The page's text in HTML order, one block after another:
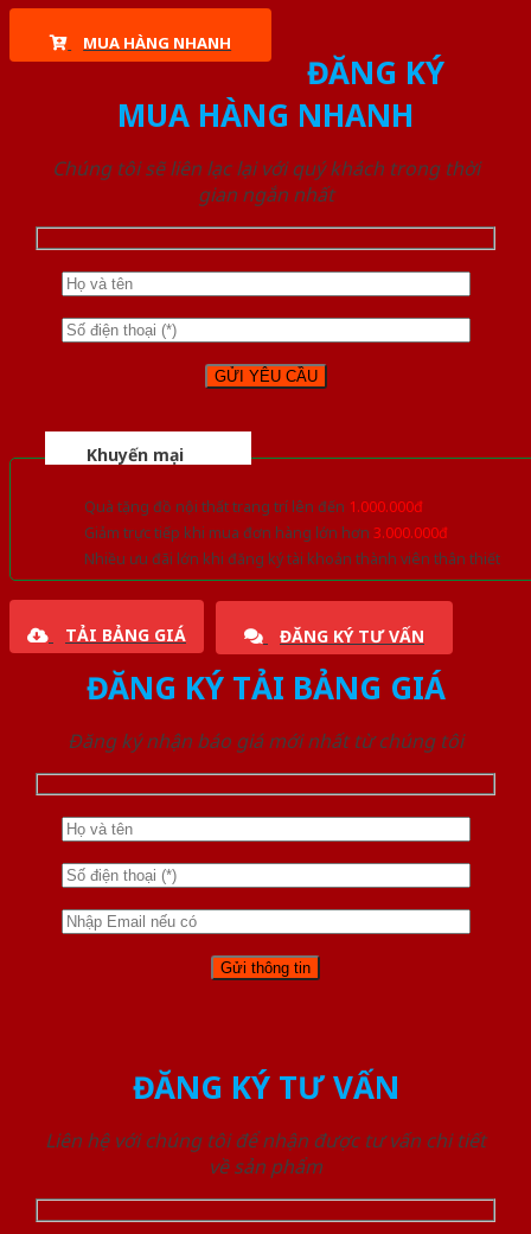
MUA HÀNG NHANH
ĐĂNG KÝ
MUA HÀNG NHANH
Chúng tôi sẽ liên lạc lại với quý khách trong thời
gian ngắn nhất
Khuyến mại
Quà tặng đồ nội thất trang trí lên đến 1.000.000đ
Giảm trực tiếp khi mua đơn hàng lớn hơn 3.000.000đ
Nhiều ưu đãi lớn khi đăng ký tài khoản thành viên thân thiết
TẢI BẢNG GIÁ ĐĂNG KÝ TƯ VẤN
ĐĂNG KÝ TẢI BẢNG GIÁ
Đăng ký nhận báo giá mới nhất từ chúng tôi
ĐĂNG KÝ TƯ VẤN
Liên hệ với chúng tôi để nhận được tư vấn chi tiết
về sản phẩm